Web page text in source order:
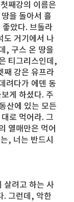
째강의 이름은
을 돌아서 흘
좋았다. 브돌라
도 거기에서 나
, 구스 온 땅을
티그리스인데,
째 강은 유프라
려다가 에덴 동
게 하셨다. 주
산에 있는 모든
로 먹어라. 그
열매만은 먹어
, 너는 반드시
살려고 하는 사
. 그런데, 악한